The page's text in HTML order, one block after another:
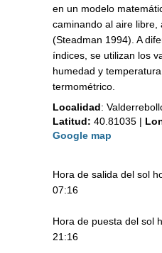
en un modelo
caminando al aire libre,
(Steadman 1994). A
índices, se utilizan los
humedad y
termométrico.
Localidad:
Latitud: 40.81035 |
Google map
Hora de salida del sol
07:16
Hora de puesta del sol
21:16